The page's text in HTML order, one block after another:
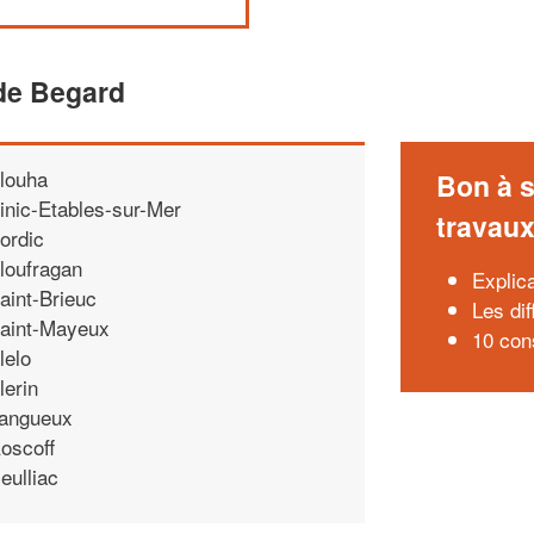
Begard
Etables-sur-Mer
Brieuc
Mayeux
Bon à
Les
10